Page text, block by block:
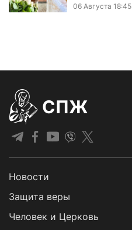
06 Августа 18:45
СПЖ
Новости
Защита веры
Человек и Церковь